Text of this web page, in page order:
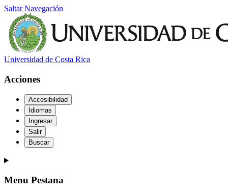
Saltar Navegación
Universidad de Costa Rica
Acciones
Accesibilidad
Idiomas
Ingresar
Salir
Buscar
Menu Pestana